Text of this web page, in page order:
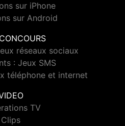
sur iPhone
sur Android
réseaux sociaux
: Jeux SMS
téléphone et internet
TV
Clips